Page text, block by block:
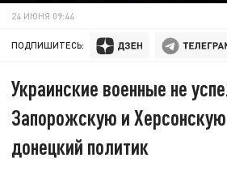
24 ИЮНЯ 09:44
ПОДПИШИТЕСЬ:
Украинские военные не
Запорожскую и
донецкий политик